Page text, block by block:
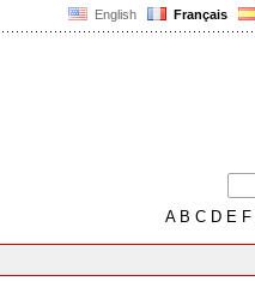
English Français
AB C D E F